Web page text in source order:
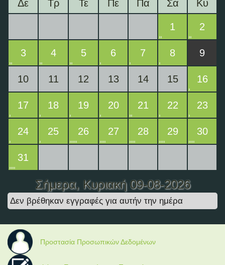
Δε Τρ Τε Πε Πα Σα Κυ
1 2
3 4 5 6 7 8 9
10 11 12 13 14 15 16
17 18 19 20 21 22 23
24 25 26 27 28 29 30
31
Σήμερα, Κυριακή 09-08-2026
Δεν βρέθηκαν εγγραφές για αυτήν την ημέρα
Προστασία Προσωπικών Δεδομένων